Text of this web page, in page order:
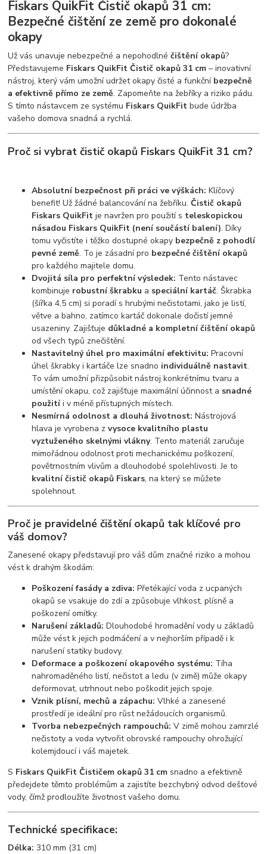
Fiskars QuikFit Čistič okapů 31 cm:
Bezpečné čištění ze země pro dokonalé
okapy
Už vás unavuje nebezpečné a nepohodlnéčištění okapů?
Představujeme Fiskars QuikFit Čistič okapů 31 cm – inovativní
nástroj, který vám umožní udržet okapy čisté a funkční bezpečně
a efektivně přímo ze země. Zapomeňte na žebříky a riziko pádu.
S tímto nástavcem ze systému Fiskars QuikFit bude údržba
vašeho domova snadná a rychlá.
Proč si vybrat čistič okapů Fiskars QuikFit 31 cm?
Absolutní bezpečnost při práci ve výškách: Klíčový
benefit! Už žádné balancování na žebříku.Čistič okapů
Fiskars QuikFit je navržen pro použití s teleskopickou
násadou Fiskars QuikFit (není součástí balení). Díky
tomu vyčistíte i těžko dostupné okapy bezpečně z pohodlí
pevné země. To je zásadní pro bezpečné čištění okapů
pro každého majitele domu.
Dvojitá síla pro perfektní výsledek: Tento nástavec
kombinuje robustní škrabku a speciální kartáč. Škrabka
(šířka 4,5 cm) si poradí s hrubými nečistotami, jako je listí,
větve a bahno, zatímco kartáč dokonale dočistí jemné
usazeniny. Zajišťuje důkladné a kompletní čištění okapů
od všech typů znečištění.
Nastavitelný úhel pro maximální efektivitu: Pracovní
úhel škrabky i kartáče lze snadno individuálně nastavit.
To vám umožní přizpůsobit nástroj konkrétnímu tvaru a
umístění okapu, což zajišťuje maximální účinnost a snadné
použitíi v méně přístupných místech.
Nesmírná odolnost a dlouhá životnost: Nástrojová
hlava je vyrobena zvysoce kvalitního plastu
vyztuženého skelnými vlákny. Tento materiál zaručuje
mimořádnou odolnost proti mechanickému poškození,
povětrnostním vlivům a dlouhodobé spolehlivosti. Je to
kvalitní čistič okapů Fiskars, na který se můžete
spolehnout.
Proč je pravidelné čištění okapů tak klíčové pro
váš domov?
Zanesené okapy představují pro váš dům značné riziko a mohou
vést k drahým škodám:
Poškození fasády a zdiva: Přetékající voda z ucpaných
okapů se vsakuje do zdí a způsobuje vlhkost, plísně a
poškození omítky.
Narušení základů: Dlouhodobé hromadění vody u základů
může vést k jejich podmáčení a v nejhorším případě i k
narušení statiky budovy.
Deformace a poškození okapového systému: Tíha
nahromaděného listí, nečistot a ledu (v zimě) může okapy
deformovat, utrhnout nebo poškodit jejich spoje.
Vznik plísní, mechů a zápachu: Vlhké a zanesené
prostředí je ideální pro růst nežádoucích organismů.
Tvorba nebezpečných rampouchů: V zimě mohou zamrzlé
nečistoty a voda vytvořit obrovské rampouchy ohrožující
kolemjdoucí i váš majetek.
S Fiskars QuikFit Čističem okapů 31 cm snadno a efektivně
předejdete těmto problémům a zajistíte bezchybný odvod dešťové
vody, čímž prodloužíte životnost vašeho domu.
Technické specifikace:
Délka: 310 mm (31 cm)